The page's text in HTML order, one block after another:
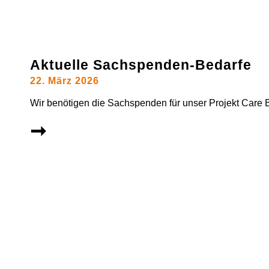
Aktuelle Sachspenden-Bedarfe
22. März 2026
Wir benötigen die Sachspenden für unser Projekt Care
➞